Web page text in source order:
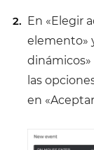
En «Elegir
elemento»
las
en